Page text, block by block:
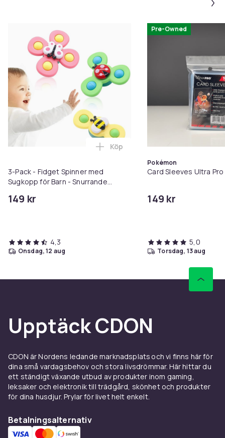
3-Pack - Fidget Spinner med
Sugkopp för Barn - Snurrande
149 kr
Lägg till 3-Pack - Fidget
Köp
4,3
onsdag, 12 aug
Pre-Owned
Pokémon
Card Sleeves Ultra
149 kr
5,0
torsdag, 13 aug
Upptäck CDON
CDON är Nordens ledande marknadsplats och vi finns här för
dina små vardagsbehov och stora livsdrömmar. Här hittar du
ett ständigt växande utbud av produkter inom gaming,
leksaker och elektronik till trädgård, skönhet och produkter
för dina husdjur. Prylar för livet helt enkelt.
Betalningsalternativ